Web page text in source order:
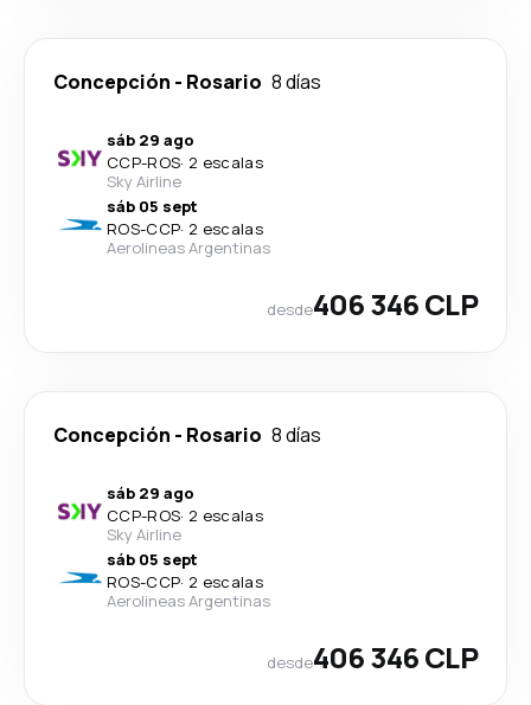
Concepción - Rosario 8 días
sáb 29 ago
CCP-ROS· 2 escalas
Sky Airline
sáb 05 sept
ROS-CCP· 2 escalas
Aerolineas Argentinas
desde406 346 CLP
Concepción - Rosario 8 días
sáb 29 ago
CCP-ROS· 2 escalas
Sky Airline
sáb 05 sept
ROS-CCP· 2 escalas
Aerolineas Argentinas
desde406 346 CLP